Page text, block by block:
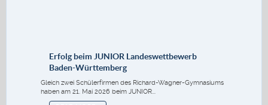
Erfolg beim JUNIOR Landeswettbewerb
Baden-Württemberg
Gleich zwei Schülerfirmen des Richard-Wagner-Gymnasiums
haben am 21. Mai 2026 beim JUNIOR...